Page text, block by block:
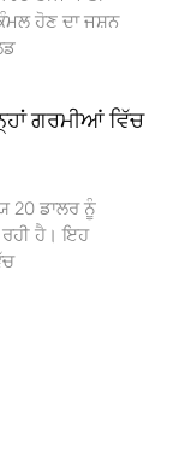
ਹੋਣ ਦਾ ਜਸ਼ਨ
ਗਰਮੀਆਂ ਵਿੱਚ
20 ਡਾਲਰ ਨੂੰ
ਹੈ। ਇਹ